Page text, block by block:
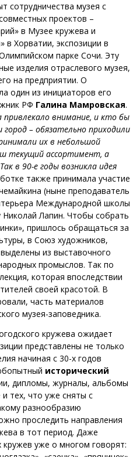
сотрудничества музея с
проектов –
в Музее кружева и
в Хорватии, экспозиции в
парке Сочи. Эту
изделия отраслевого музея,
на предприятии. О
один из инициаторов его
РФ Галина Мамровская.
привлекало внимание, и кто бы
– обязательно приходили
их в небольшой
текущий ассортимент, а
в 90-е годы возникла идея
также принимала участие
(ныне преподаватель
Международной школы
Николай Лапин. Чтобы собрать
пришлось обращаться за
в Союз художников,
из выставочного
промыслов. Так по
которая впоследствии
своей красотой. В
часть материалов
музея-заповедника.
кружева ожидает
представлены не только
начиная с 30-х годов
исторический
дипломы, журналы, альбомы
тех, что уже сняты с
разнообразию
проследить направления
в тот период. Даже
уже о многом говорят: